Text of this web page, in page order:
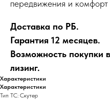
передвижения и комфорт
Доставка по РБ.
Гарантия 12 месяцев.
Возможность покупки
лизинг.
Характеристики
Характеристики
Тип ТС: Скутер